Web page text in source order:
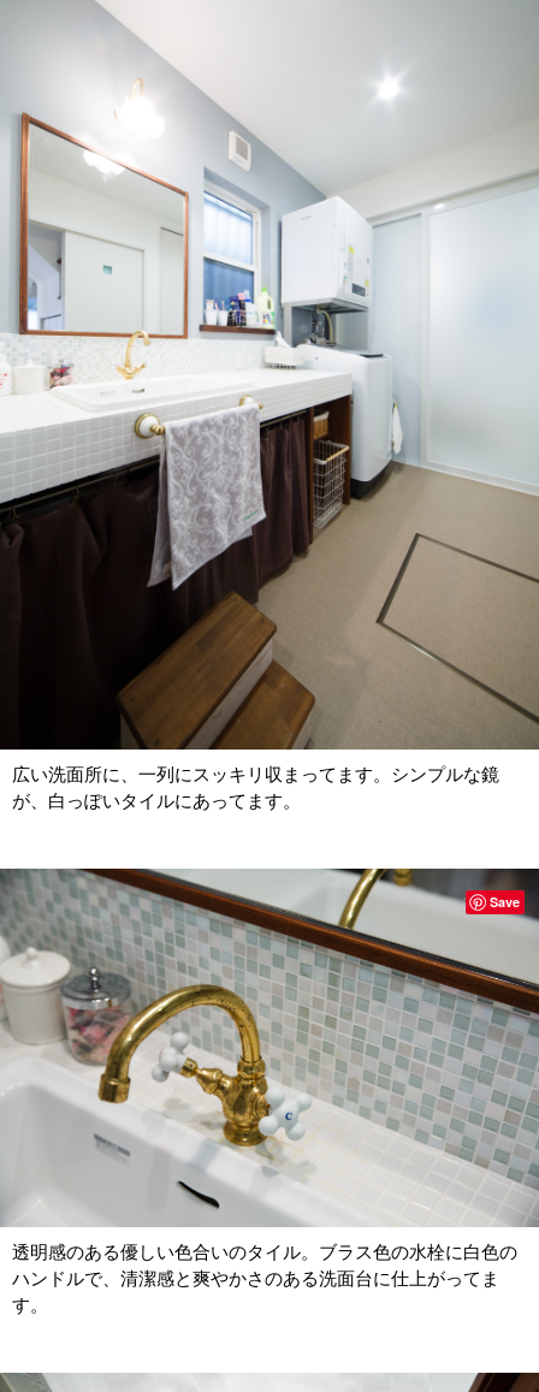
広い洗面所に、一列にスッキリ収まってます。シンプルな鏡
が、白っぽいタイルにあってます。
透明感のある優しい色合いのタイル。ブラス色の水栓に白色の
ハンドルで、清潔感と爽やかさのある洗面台に仕上がってま
す。
Save